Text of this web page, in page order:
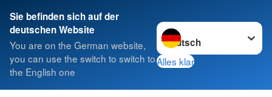
Sie befinden sich auf der
deutschen Website
You are on the German website,
you can use the switch to switch to
the English one
Sprache wechseln zu
Alles klar